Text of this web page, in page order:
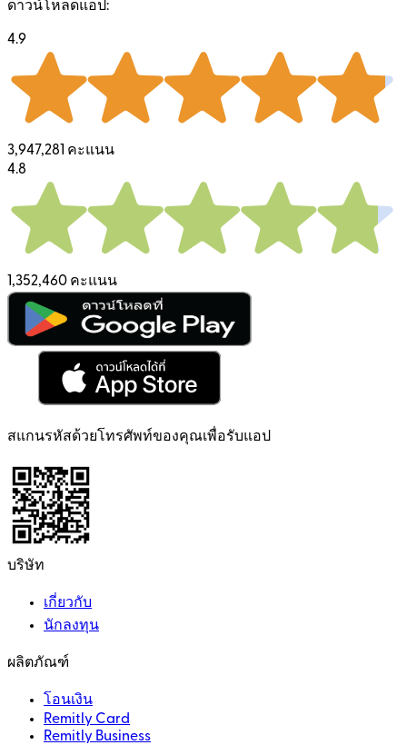
ดาวน์โหลดแอป:
4.9
3,947,281 คะแนน
4.8
1,352,460 คะแนน
สแกนรหัสด้วยโทรศัพท์ของคุณเพื่อรับแอป
บริษัท
เกี่ยวกับ
นักลงทุน
ผลิตภัณฑ์
โอนเงิน
Remitly Card
Remitly Business